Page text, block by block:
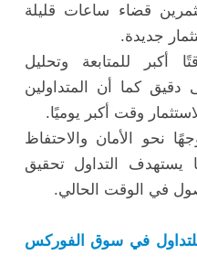
قضاء ساعات قليلة
جديدة.
أكبر للمتابعة وتحليل
كما أن المتداولين
وقت أكبر يوميًا.
نحو الأمان والاحتفاظ
يستهدف التداول تحقيق
في الوقت الحالي.
في سوق الفوركس